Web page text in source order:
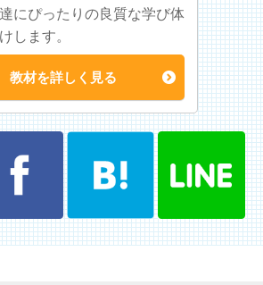
にぴったりの良質な学び体
します。
教材を詳しく見る